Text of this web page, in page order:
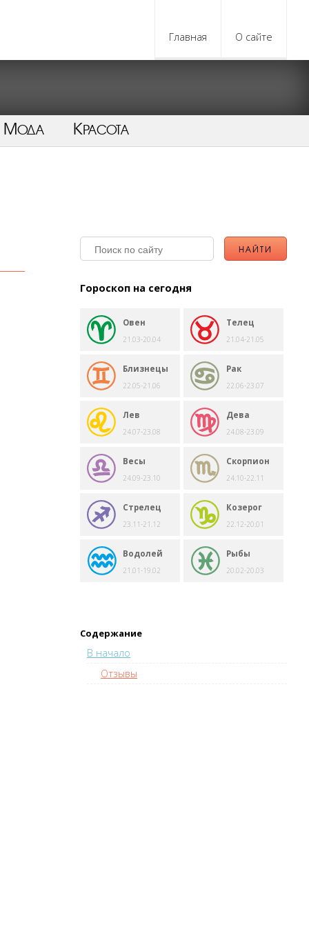
Главная О сайте
Мода Красота
Гороскоп на сегодня
Овен
21.03-20.04
Телец
21.04-21.05
Близнецы
22.05-21.06
Рак
22.06-23.07
Лев
24.07-23.08
Дева
24.08-23.09
Весы
24.09-23.10
Скорпион
24.10-22.11
Стрелец
23.11-21.12
Козерог
22.12-20.01
Водолей
21.01-19.02
Рыбы
20.02-20.03
Содержание
В начало
Отзывы